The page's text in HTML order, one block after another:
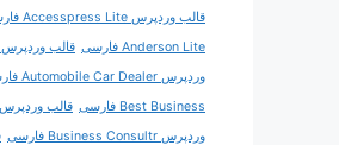
قالب وردپرس Accesspress Lite فارسی
Anderson Lite فارسی
قالب وردپرس Astra فارسی
وردپرس Automobile Car Dealer فارسی
Best Business فارسی
قالب وردپرس Boxy فارسی
وردپرس Business Consultr فارسی